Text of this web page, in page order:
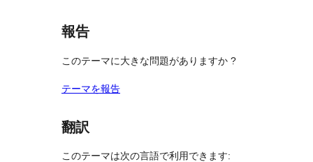
報告
このテーマに大きな問題がありますか ?
テーマを報告
翻訳
このテーマは次の言語で利用できます: